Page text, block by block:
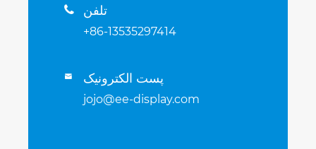
 تلفن
+86-13535297414
 پست الکترونیک
jojo@ee-display.com